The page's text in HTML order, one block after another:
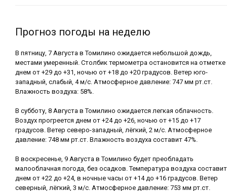
Прогноз погоды на неделю
В пятницу, 7 Августа в Томилино ожидается небольшой дождь,
местами умеренный. Столбик термометра остановится на отметке
днем от +29 до +31, ночью от +18 до +20 градусов. Ветер юго-
западный, слабый, 4 м/с. Атмосферное давление: 747 мм рт.ст.
Влажность воздуха: 58%.
В субботу, 8 Августа в Томилино ожидается легкая облачность.
Воздух прогреется днем от +24 до +26, ночью от +15 до +17
градусов. Ветер северо-западный, лёгкий, 2 м/с. Атмосферное
давление: 748 мм рт.ст. Влажность воздуха составит 47%.
В воскресенье, 9 Августа в Томилино будет преобладать
малооблачная погода, без осадков. Температура воздуха составит
днем от +22 до +24, в ночные часы от +14 до +16 градусов. Ветер
северный, лёгкий, 3 м/с. Атмосферное давление: 753 мм рт.ст.